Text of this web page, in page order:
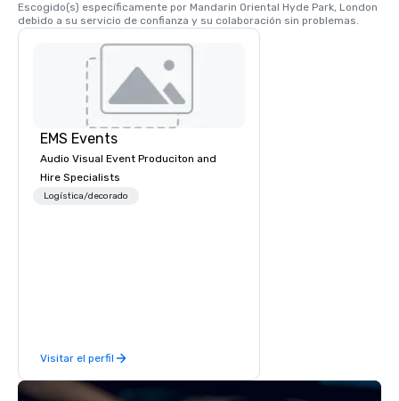
Si estás fuera de
dirígete a Speaker's
Escogido(s) específicamente por Mandarin Oriental Hyde Park, London
debido a su servicio de confianza y su colaboración sin problemas.
EMS Events
Audio Visual Event Produciton and
Hire Specialists
Logística/decorado
Visitar el perfil